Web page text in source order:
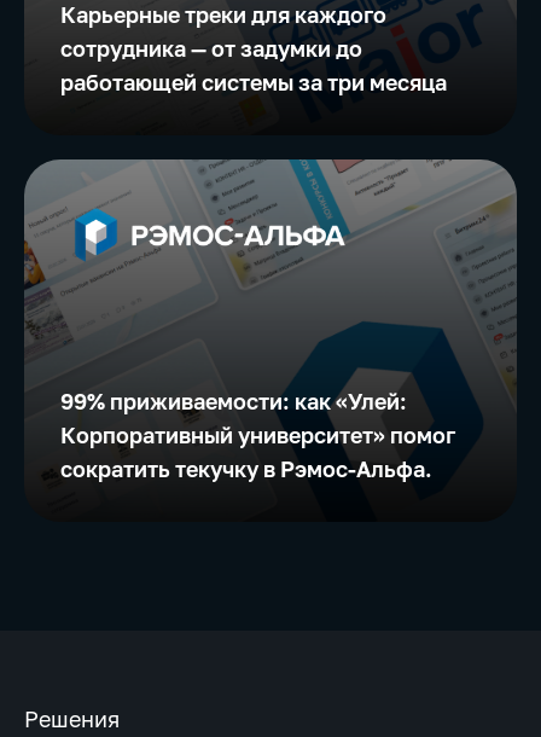
Карьерные треки для каждого
сотрудника — от задумки до
работающей системы за три месяца
99% приживаемости: как «Улей:
Корпоративный университет» помог
сократить текучку в Рэмос-Альфа.
Решения